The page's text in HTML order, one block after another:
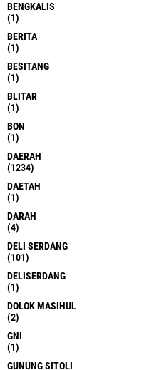
BENGKALIS
(1)
BERITA
(1)
BESITANG
(1)
BLITAR
(1)
BON
(1)
DAERAH
(1234)
DAETAH
(1)
DARAH
(4)
DELI SERDANG
(101)
DELISERDANG
(1)
DOLOK MASIHUL
(2)
GNI
(1)
GUNUNG SITOLI